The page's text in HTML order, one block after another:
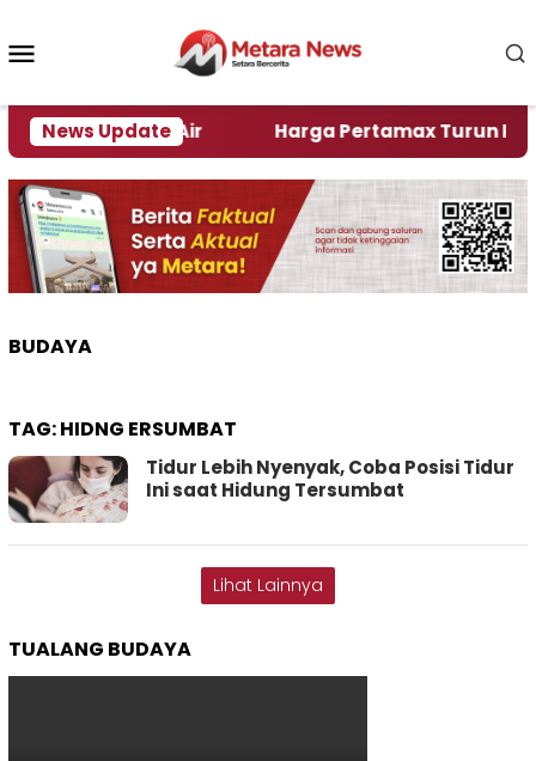
konten
News Update
Alami Krisi Air Harga Pertamax Turun Per Hari
BUDAYA
TAG:HIDNG ERSUMBAT
Tidur Lebih Nyenyak, Coba Posisi Tidur
Ini saat Hidung Tersumbat
Lihat Lainnya
TUALANG BUDAYA